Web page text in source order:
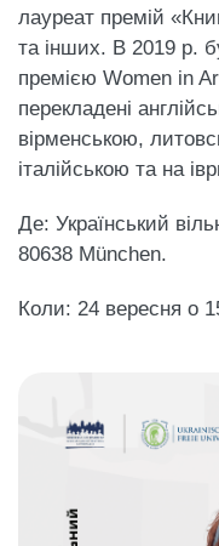
лауреат премій
та інших. В 2019 р.
премією Women in
перекладені
вірменською,
італійською та на
Де: Український
80638 München.
Коли: 24 вересня о